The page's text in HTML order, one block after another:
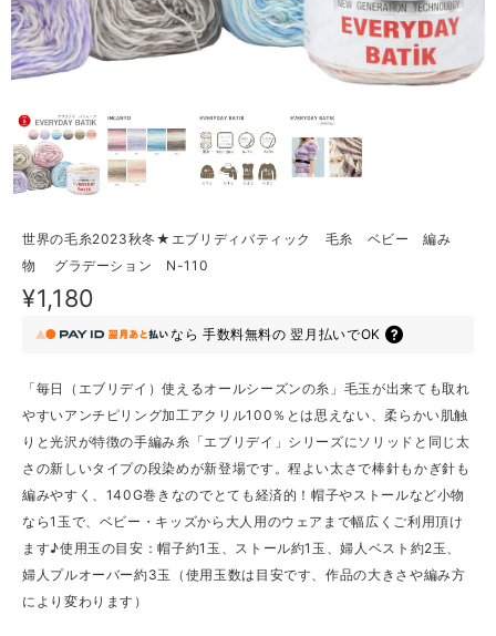
世界の毛糸2023秋冬★エブリディバティック 毛糸 ベビー 編み
物 グラデーション N-110
¥1,180
なら 手数料無料の 翌月払いでOK
「毎日（エブリデイ）使えるオールシーズンの糸」毛玉が出来ても取れ
やすいアンチピリング加工アクリル100％とは思えない、柔らかい肌触
りと光沢が特徴の手編み糸「エブリデイ」シリーズにソリッドと同じ太
さの新しいタイプの段染めが新登場です。程よい太さで棒針もかぎ針も
編みやすく、140G巻きなのでとても経済的！帽子やストールなど小物
なら1玉で、ベビー・キッズから大人用のウェアまで幅広くご利用頂け
ます♪使用玉の目安：帽子約1玉、ストール約1玉、婦人ベスト約2玉、
婦人プルオーバー約3玉（使用玉数は目安です、作品の大きさや編み方
により変わります）